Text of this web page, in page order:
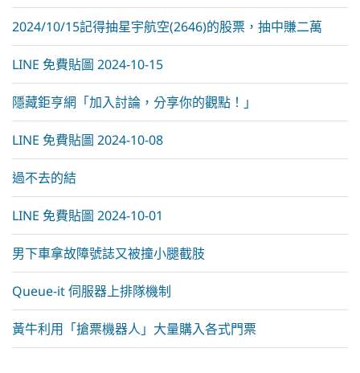
2024/10/15記得抽星宇航空(2646)的股票，抽中賺二萬
LINE 免費貼圖 2024-10-15
隱藏鉅亨網「加入討論，分享你的觀點！」
LINE 免費貼圖 2024-10-08
過不去的結
LINE 免費貼圖 2024-10-01
男下車拿故障號誌又被撞小腿截肢
Queue-it 伺服器上排隊機制
黃牛利用「搶票機器人」大量購入各式門票